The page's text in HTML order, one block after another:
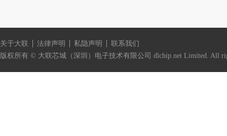
关于大联 法律声明 私隐声明
联系我们
版权所有 © 大联芯城（深圳）电子技术有限公司 dlchip.net Limited. All